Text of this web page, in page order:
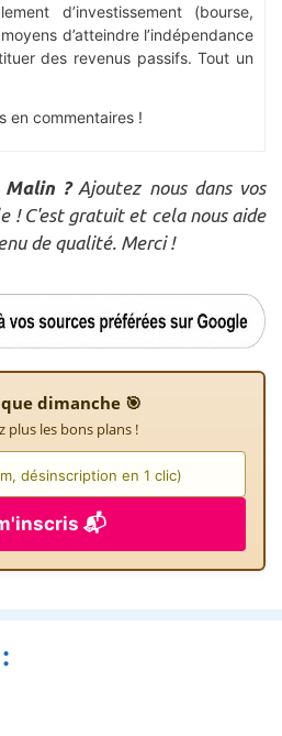
d’investissement (bourse,
d’atteindre l’indépendance
des revenus passifs. Tout un
en commentaires !
?Ajoutez nous dans vos
! C'est gratuit et cela nous aide
de qualité. Merci !
dimanche 🎯
plus les bons plans !
📬